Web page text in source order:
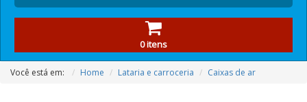
0 itens
Você está em: Home Lataria e carroceria Caixas de ar